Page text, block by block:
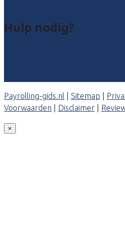
Hulp nodig?
Payrolling-gids.nl Sitemap
Voorwaarden
Disclaimer
×